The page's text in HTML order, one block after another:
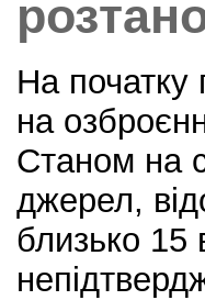
На початку
на
Станом на
джерел,
близько 15